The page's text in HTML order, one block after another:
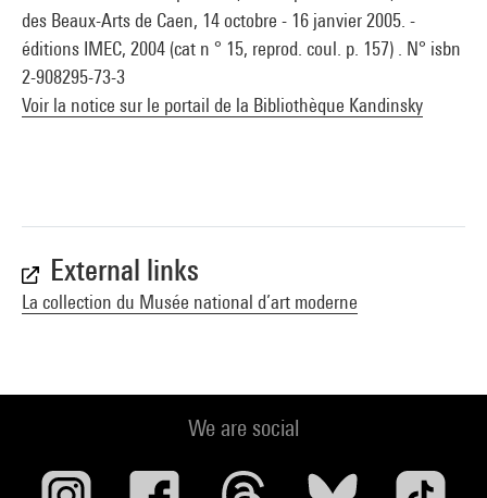
des Beaux-Arts de Caen, 14 octobre - 16 janvier 2005. -
éditions IMEC, 2004 (cat n ° 15, reprod. coul. p. 157) . N° isbn
2-908295-73-3
Voir la notice sur le portail de la Bibliothèque Kandinsky
External links
La collection du Musée national d’art moderne
We are social